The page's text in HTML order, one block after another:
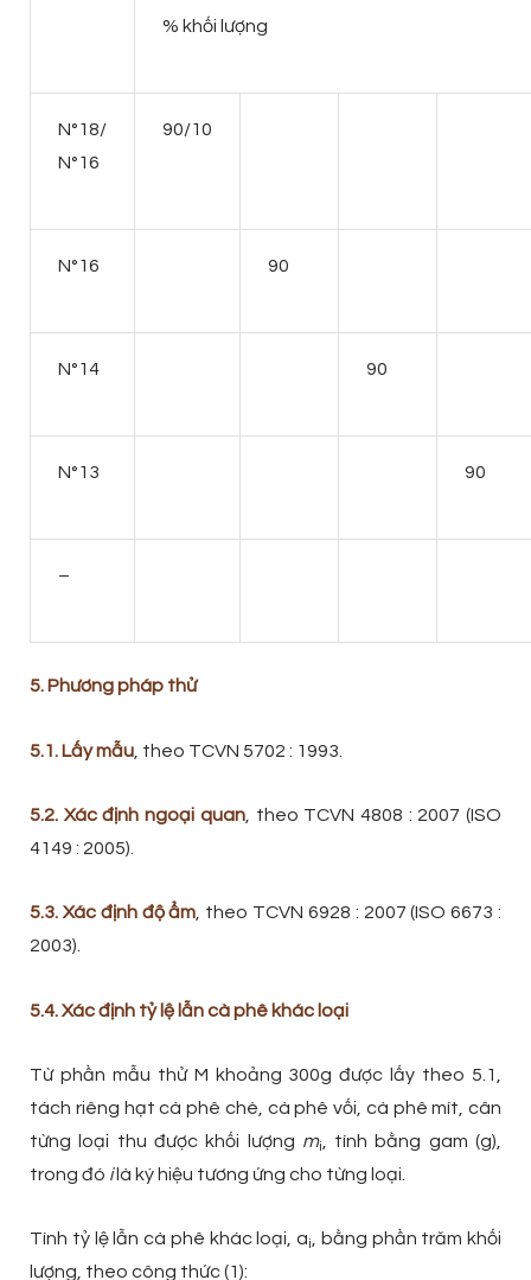
% khối lượng
N°18/
N°16
90/10
N°16 90
N°14 90
N°13 90
–
5. Phương pháp thử
5.1. Lấy mẫu , theo TCVN 5702 : 1993.
5.2. Xác định ngoại quan, theo TCVN 4808 : 2007 (ISO
4149 : 2005).
5.3. Xác định độ ẩm, theo TCVN 6928 : 2007 (ISO 6673 :
2003).
5.4. Xác định tỷ lệ lẫn cà phê khác loại
Từ phần mẫu thử M khoảng 300g được lấy theo 5.1,
tách riêng hạt cà phê chè, cà phê vối, cà phê mít, cân
từng loại thu được khối lượng mi
, tính bằng gam (g),
trong đó ilà ký hiệu tương ứng cho từng loại.
Tính tỷ lệ lẫn cà phê khác loại, ai, bằng phần trăm khối
lượng, theo công thức (1):